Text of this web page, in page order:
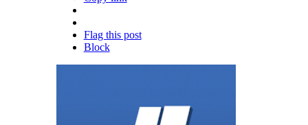
Flag this post
Block